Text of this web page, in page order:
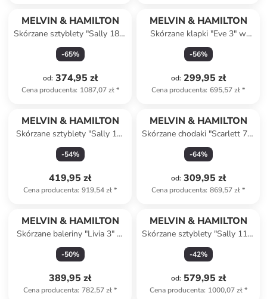
MELVIN & HAMILTON
Skórzane sztyblety "Sally 186"
w kolorze jasnobrązowym
-65%
od: 374,95 zł
Cena producenta: 1087,07 zł*
MELVIN & HAMILTON
Skórzane klapki "Eve 3" w
kolorze jasnobrązowym
-56%
od: 299,95 zł
Cena producenta: 695,57 zł*
MELVIN & HAMILTON
Skórzane sztyblety "Sally 16"
w kolorze czarnym
-54%
419,95 zł
Cena producenta: 919,54 zł*
MELVIN & HAMILTON
Skórzane chodaki "Scarlett 77"
w kolorze czarnym
-64%
od: 309,95 zł
Cena producenta: 869,57 zł*
MELVIN & HAMILTON
Skórzane baleriny "Livia 3" w
kolorze czarnym
-50%
389,95 zł
Cena producenta: 782,57 zł*
MELVIN & HAMILTON
Skórzane sztyblety "Sally 112"
w kolorze czarnym
-42%
od: 579,95 zł
Cena producenta: 1000,07 zł*